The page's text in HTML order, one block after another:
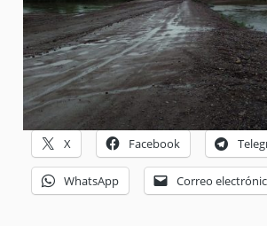
X Facebook
WhatsApp Correo